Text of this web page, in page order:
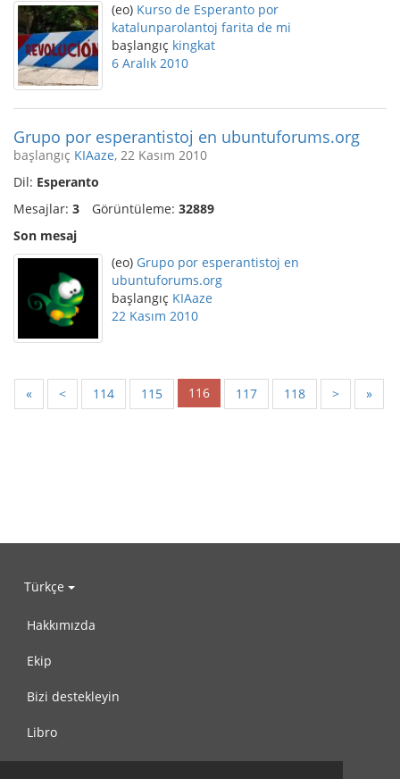
(eo) Kurso de Esperanto por
katalunparolantoj farita de mi
başlangıç kingkat
6 Aralık 2010
Grupo por esperantistoj en ubuntuforums.org
başlangıç KIAaze, 22 Kasım 2010
Dil: Esperanto
Mesajlar: 3 Görüntüleme: 32889
Son mesaj
(eo) Grupo por esperantistoj en
ubuntuforums.org
başlangıç KIAaze
22 Kasım 2010
« < 114 115 116 117 118 > »
Türkçe
Hakkımızda
Ekip
Bizi destekleyin
Libro